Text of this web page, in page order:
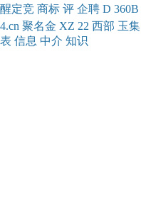
醒定竞 商标 评 企聘 D 360B
4.cn 聚名金 XZ 22 西部 玉集
表 信息 中介 知识